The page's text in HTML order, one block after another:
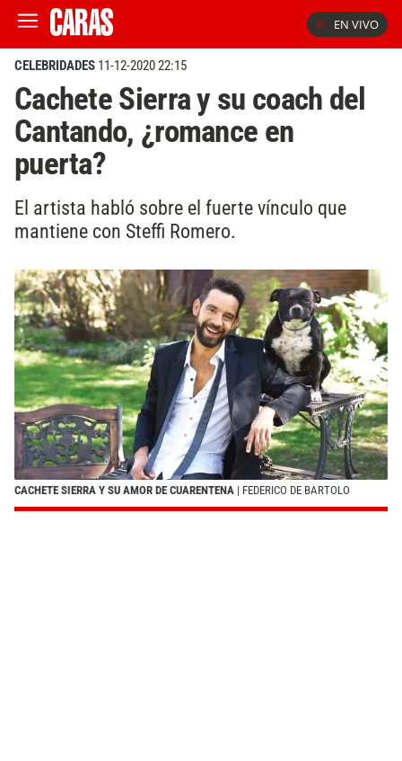
EN VIVO
CELEBRIDADES 11-12-2020 22:15
Cachete Sierra y su coach del
Cantando, ¿romance en
puerta?
El artista habló sobre el fuerte vínculo que
mantiene con Steffi Romero.
CACHETE SIERRA Y SU AMOR DE CUARENTENA | FEDERICO DE BARTOLO